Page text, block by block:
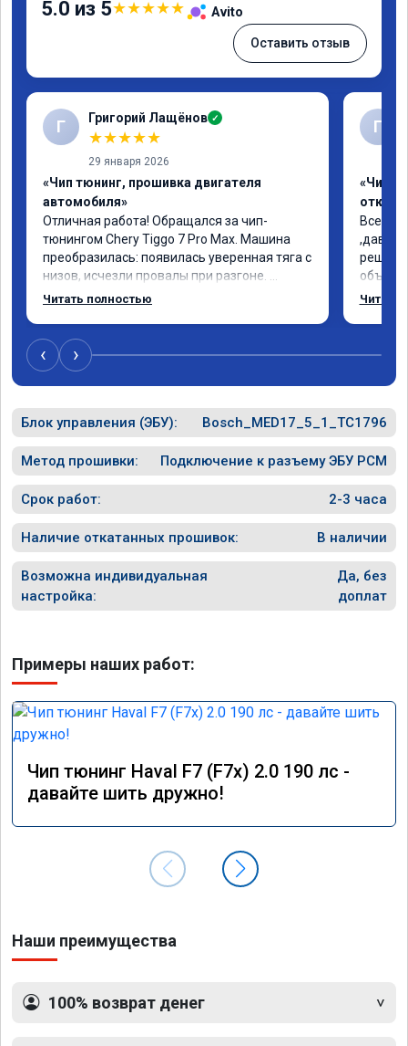
5.0 из 5★★★★★ Avito
Оставить отзыв
Г Григорий Лащёнов ✓
★★★★★
29 января 2026
«Чип тюнинг, прошивка двигателя
автомобиля»
Отличная работа! Обращался за чип-
тюнингом Chery Tiggo 7 Pro Max. Машина
преобразилась: появилась уверенная тяга с
низов, исчезли провалы при разгоне.
Расход в спокойном режиме даже немного
всем, кто сомневается.
Читать полностью
Г
«Чип
Всем
,давно
сумму
Читать
‹ ›
Блок управления (ЭБУ): Bosch_MED17_5_1_TC1796
Метод прошивки: Подключение к разъему ЭБУ PCM
Срок работ: 2-3 часа
Наличие откатанных прошивок: В наличии
Возможна индивидуальная
настройка:
Да, без
доплат
Примеры наших работ:
Чип тюнинг Haval F7 (F7x) 2.0 190 лс -
давайте шить дружно!
Наши преимущества
100% возврат денег